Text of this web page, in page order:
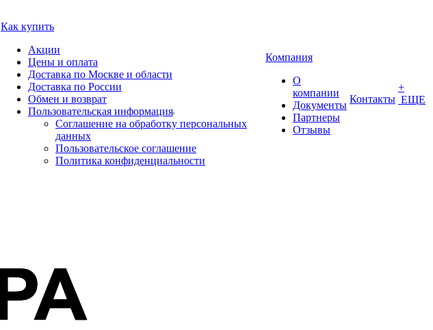
Как купить
Акции
Цены и оплата
Доставка по Москве и области
Доставка по России
Обмен и возврат
Пользовательская информация
Соглашение на обработку персональных
данных
Пользовательское соглашение
Политика конфиденциальности
Компания
О
компании
Документы
Партнеры
Отзывы
Контакты
+
ЕЩЕ